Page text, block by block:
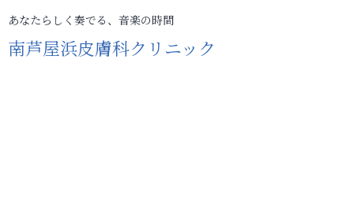
あなたらしく奏でる、音楽の時間
南芦屋浜皮膚科クリニック